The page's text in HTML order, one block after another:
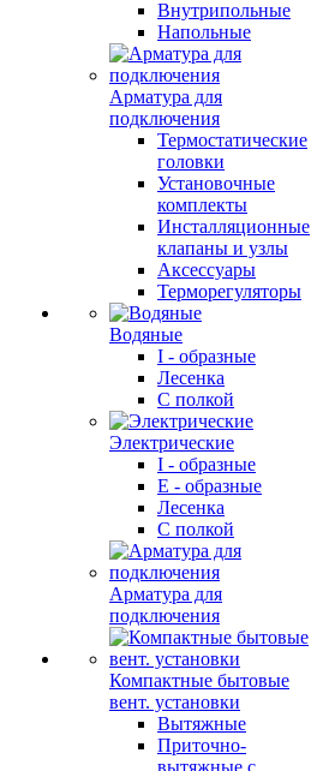
Внутрипольные
Напольные
Арматура для
подключения
Термостатические
головки
Установочные
комплекты
Инсталляционные
клапаны и узлы
Аксессуары
Терморегуляторы
Водяные
I - образные
Лесенка
С полкой
Электрические
I - образные
E - образные
Лесенка
С полкой
Арматура для
подключения
Компактные бытовые
вент. установки
Вытяжные
Приточно-
вытяжные с